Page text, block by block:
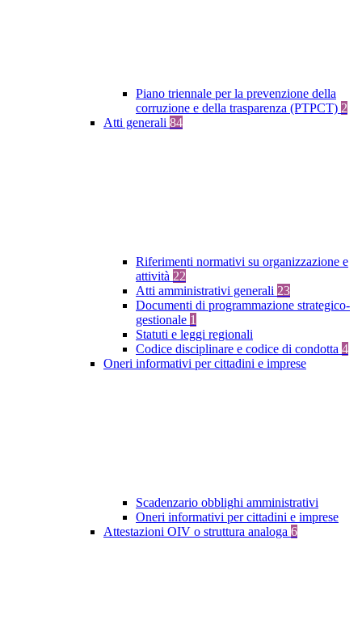
Piano triennale per la prevenzione della
corruzione e della trasparenza (PTPCT) 2
Atti generali 84
Riferimenti normativi su organizzazione e
attività 22
Atti amministrativi generali 23
Documenti di programmazione strategico-
gestionale 1
Statuti e leggi regionali
Codice disciplinare e codice di condotta 4
Oneri informativi per cittadini e imprese
Scadenzario obblighi amministrativi
Oneri informativi per cittadini e imprese
Attestazioni OIV o struttura analoga 6